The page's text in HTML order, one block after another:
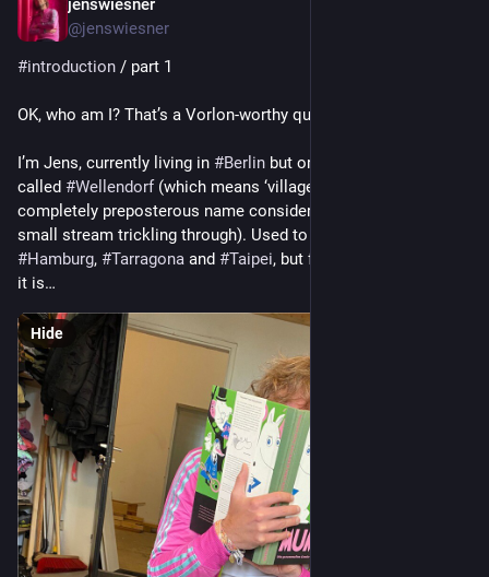
jenswiesner
@jenswiesner
#introduction / part 1
OK, who am I? That’s a Vorlon-worthy question, indeed!
I’m Jens, currently living in #Berlin but originally from a village
called #Wellendorf (which means ‘village of the waves’, a
completely preposterous name considering there’s only a
small stream trickling through). Used to live in
#Hamburg, #Tarragona and #Taipei, but for the moment, Berlin
it is…
Hide